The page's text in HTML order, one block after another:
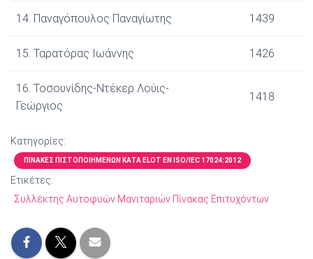
14. Παναγόπουλος Παναγίωτης 1439
15. Ταρατόρας Ιωάννης 1426
16. Τοσουνίδης-Ντέκερ Λούις-
Γεώργιος
1418
Κατηγορίες:
ΠΊΝΑΚΕΣ ΠΙΣΤΟΠΟΙΗΜΈΝΩΝ ΚΑΤΆ ELOT EN ISO/IEC 17024:2012
Ετικέτες:
Συλλέκτης Αυτοφυών Μανιταριών Πίνακας Επιτυχόντων